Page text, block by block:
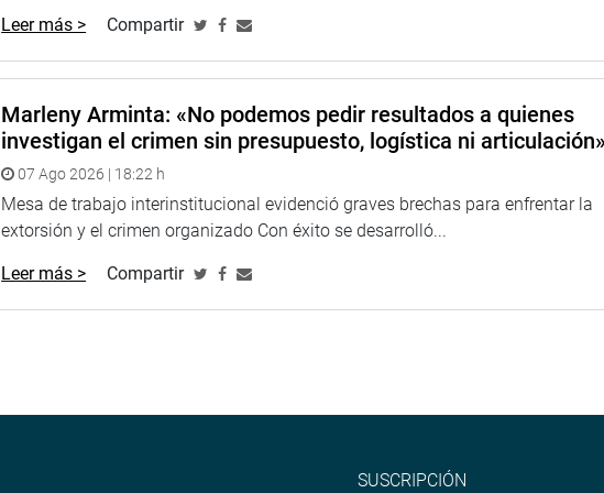
Leer más > Compartir
Marleny Arminta: «No podemos pedir resultados a quienes
investigan el crimen sin presupuesto, logística ni articulación»
07 Ago 2026 | 18:22 h
Mesa de trabajo interinstitucional evidenció graves brechas para enfrentar la
extorsión y el crimen organizado Con éxito se desarrolló...
Leer más > Compartir
SUSCRIPCIÓN